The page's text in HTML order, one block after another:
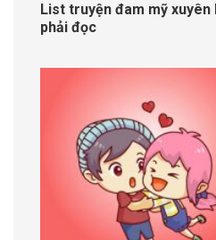
List truyện đam mỹ
phải đọc